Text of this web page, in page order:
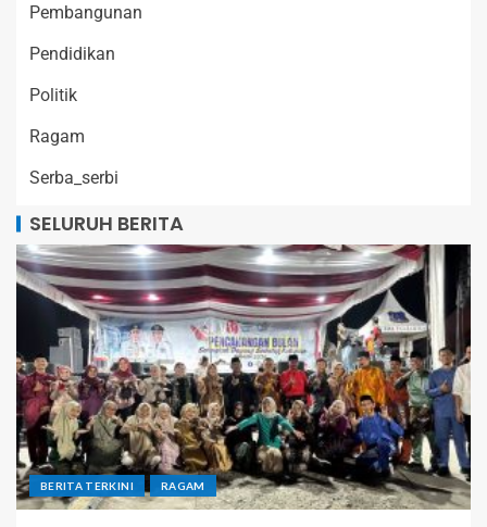
Pembangunan
Pendidikan
Politik
Ragam
Serba_serbi
SELURUH BERITA
BERITA TERKINI RAGAM